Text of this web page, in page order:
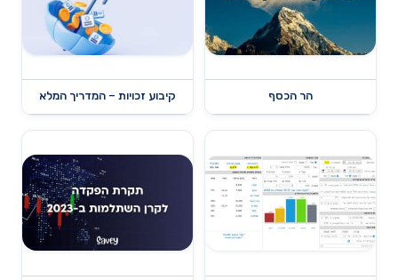
הר הכסף קיבוע זכויות – המדריך המלא